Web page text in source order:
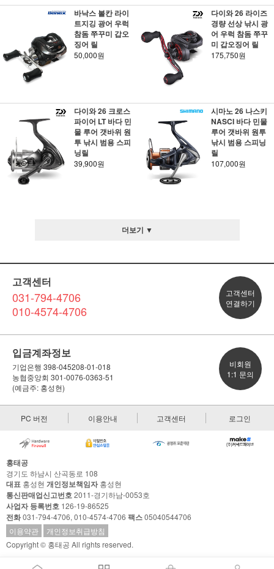
바낙스 볼칸 라이
트지깅 광어 우럭
참돔 쭈꾸미 갑오
징어 릴
50,000원
다이와 26 라이즈
경량 선상 낚시 광
어 우럭 참돔 쭈꾸
미 갑오징어 릴
175,750원
다이와 26 크로스
파이어 LT 바다 민
물 루어 갯바위 원
투 낚시 범용 스피
닝릴
39,900원
시마노 26 나스키
NASCI 바다 민물
루어 갯바위 원투
낚시 범용 스피닝
릴
107,000원
더보기 ▼
고객센터
031-794-4706
010-4574-4706
고객센터
연결하기
입금계좌정보
기업은행 398-045208-01-018
농협중앙회 301-0076-0363-51
(예금주: 홍성현)
비회원
1:1 문의
PC 버전 이용안내 고객센터 로그인
홍태공
경기도 하남시 산곡동로 108
대표 홍성현 개인정보책임자홍성현
통신판매업신고번호2011-경기하남-0053호
사업자 등록번호 126-19-86525
전화031-794-4706, 010-4574-4706 팩스05040544706
이용약관
개인정보취급방침
Copyright © 홍태공 All rights reserved.